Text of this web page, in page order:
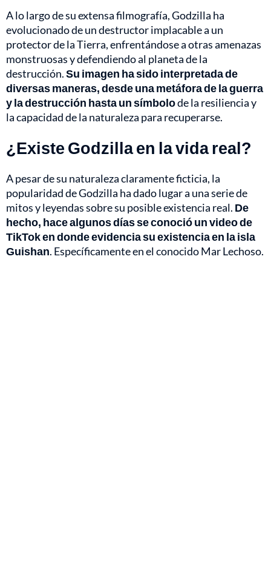
A lo largo de su extensa filmografía, Godzilla ha
evolucionado de un destructor implacable a un
protector de la Tierra, enfrentándose a otras amenazas
monstruosas y defendiendo al planeta de la
destrucción.Su imagen ha sido interpretada de
diversas maneras, desde una metáfora de la guerra
y la destrucción hasta un símbolode la resiliencia y
la capacidad de la naturaleza para recuperarse.
¿Existe Godzilla en la vida real?
A pesar de su naturaleza claramente ficticia, la
popularidad de Godzilla ha dado lugar a una serie de
mitos y leyendas sobre su posible existencia real. De
hecho, hace algunos días se conoció un video de
TikTok en donde evidencia su existencia en la isla
Guishan. Específicamente en el conocido Mar Lechoso.